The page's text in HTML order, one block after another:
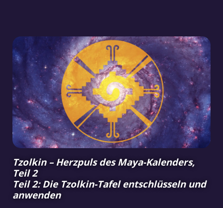
Tzolkin – Herzpuls des Maya-Kalenders,
Teil 2
Teil 2: Die Tzolkin-Tafel entschlüsseln und
anwenden